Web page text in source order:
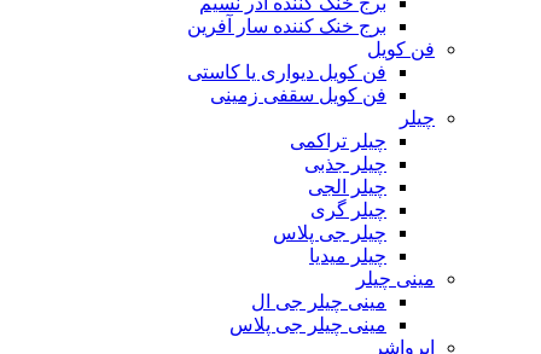
برج خنک کننده سار آفرین
فن کویل
فن کویل دیواری یا کاستی
فن کویل سقفی زمینی
چیلر
چیلر تراکمی
چیلر جذبی
چیلر الجی
چیلر گری
چیلر جی پلاس
چیلر میدیا
مینی چیلر
مینی چیلر جی ال
مینی چیلر جی پلاس
ایرواشر